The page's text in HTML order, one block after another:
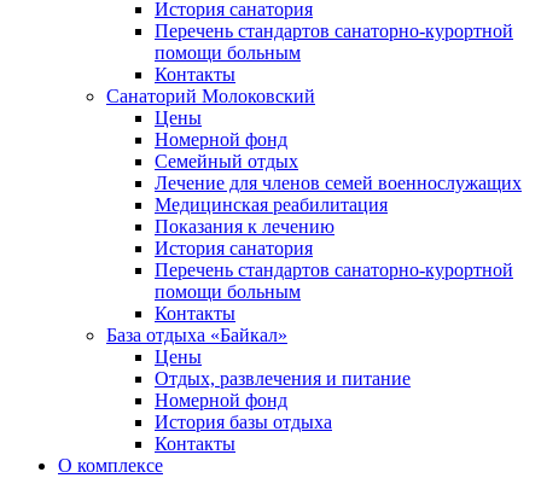
История санатория
Перечень стандартов санаторно-курортной
помощи больным
Контакты
Санаторий Молоковский
Цены
Номерной фонд
Семейный отдых
Лечение для членов семей военнослужащих
Медицинская реабилитация
Показания к лечению
История санатория
Перечень стандартов санаторно-курортной
помощи больным
Контакты
База отдыха «Байкал»
Цены
Отдых, развлечения и питание
Номерной фонд
История базы отдыха
Контакты
О комплексе